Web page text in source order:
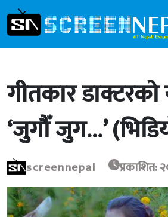
गीतकार
‘जुगौँ जुग…’
screennepal प्रकाशित: